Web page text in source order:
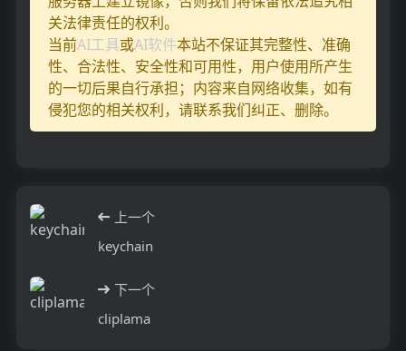
关法律责任的权利。
当前AI工具或AI软件本站不保证其完整性、准确
性、合法性、安全性和可用性，用户使用所产生
的一切后果自行承担；内容来自网络收集，如有
侵犯您的相关权利，请联系我们纠正、删除。
上一个
keychain
下一个
cliplama